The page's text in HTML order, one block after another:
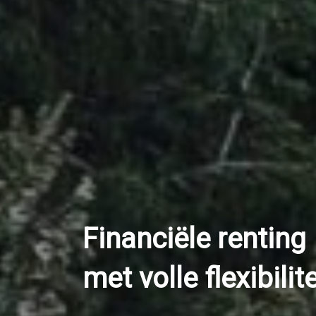
Financiële renting
met volle